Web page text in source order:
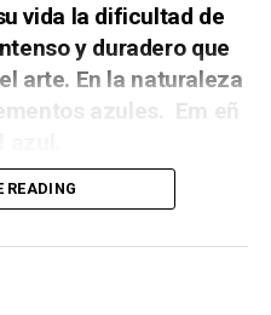
vida la dificultad de
y duradero que
arte. En la naturaleza
azules. Em eñ
READING